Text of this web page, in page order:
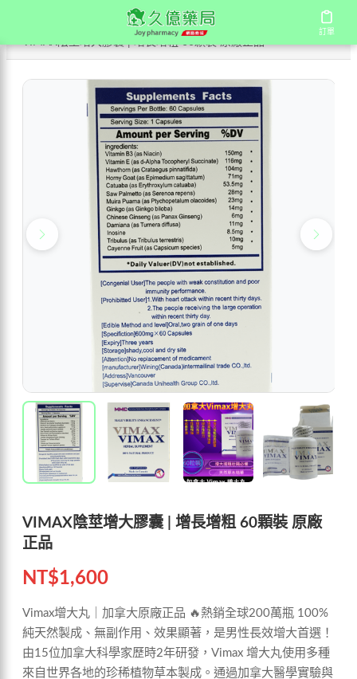
訂單
訂單
進口壯陽藥
/
VIMAX陰莖增大膠囊 | 增長增粗 60顆裝 原廠正品
VIMAX陰莖增大膠囊 | 增長增粗 60顆裝 原廠
正品
NT$1,600
Vimax增大丸｜加拿大原廠正品 🔥熱銷全球200萬瓶 100%
純天然製成、無副作用、效果顯著，是男性長效增大首選！
由15位加拿大科學家歷時2年研發，Vimax 增大丸使用多種
來自世界各地的珍稀植物草本製成。通過加拿大醫學實驗與